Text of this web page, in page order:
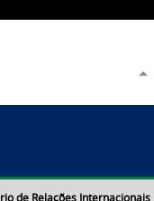
de Relações Internacionais